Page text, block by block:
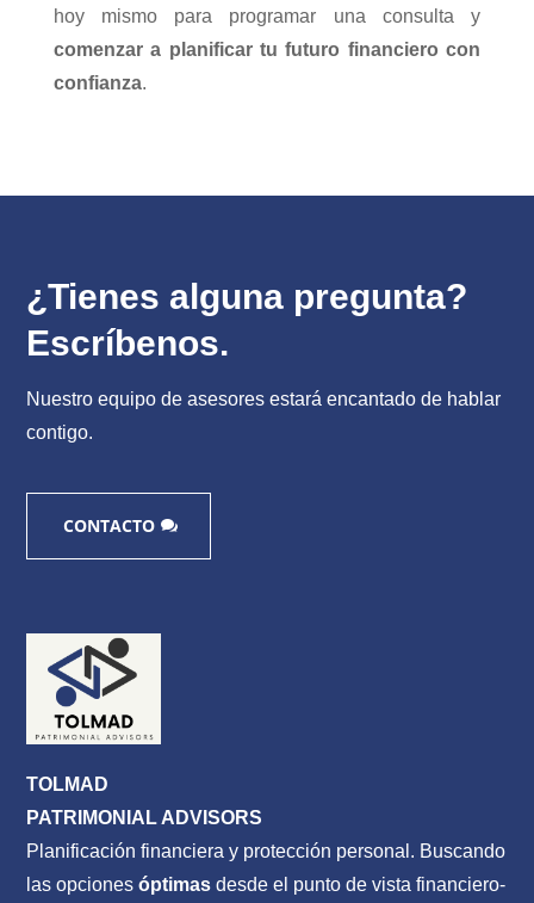
hoy mismo para programar una consulta y
comenzar a planificar tu futuro financiero con
confianza.
¿Tienes alguna pregunta?
Escríbenos.
Nuestro equipo de asesores estará encantado de hablar
contigo.
CONTACTO
TOLMAD
PATRIMONIAL ADVISORS
Planificación financiera y protección personal. Buscando
las opcionesóptimas desde el punto de vista financiero-